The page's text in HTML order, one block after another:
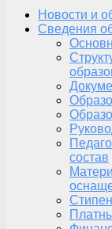
Новости и
Сведения
состав